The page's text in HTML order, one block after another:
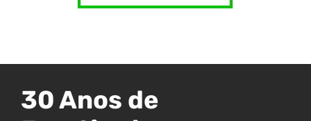
30 Anos de